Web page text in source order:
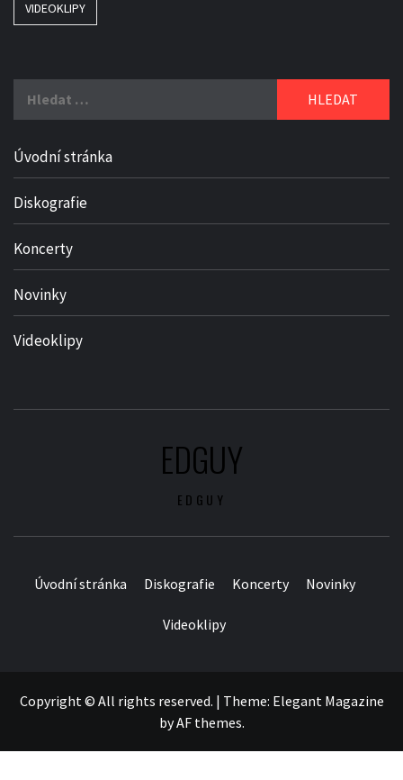
VIDEOKLIPY
Úvodní stránka
Diskografie
Koncerty
Novinky
Videoklipy
EDGUY
EDGUY
Úvodní stránka Diskografie Koncerty Novinky
Videoklipy
Copyright © All rights reserved. | Theme: Elegant Magazine
byAF themes.